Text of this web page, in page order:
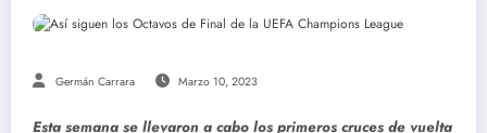
Germán Carrara Marzo 10, 2023
Esta semana se llevaron a cabo los primeros cruces de vuelta